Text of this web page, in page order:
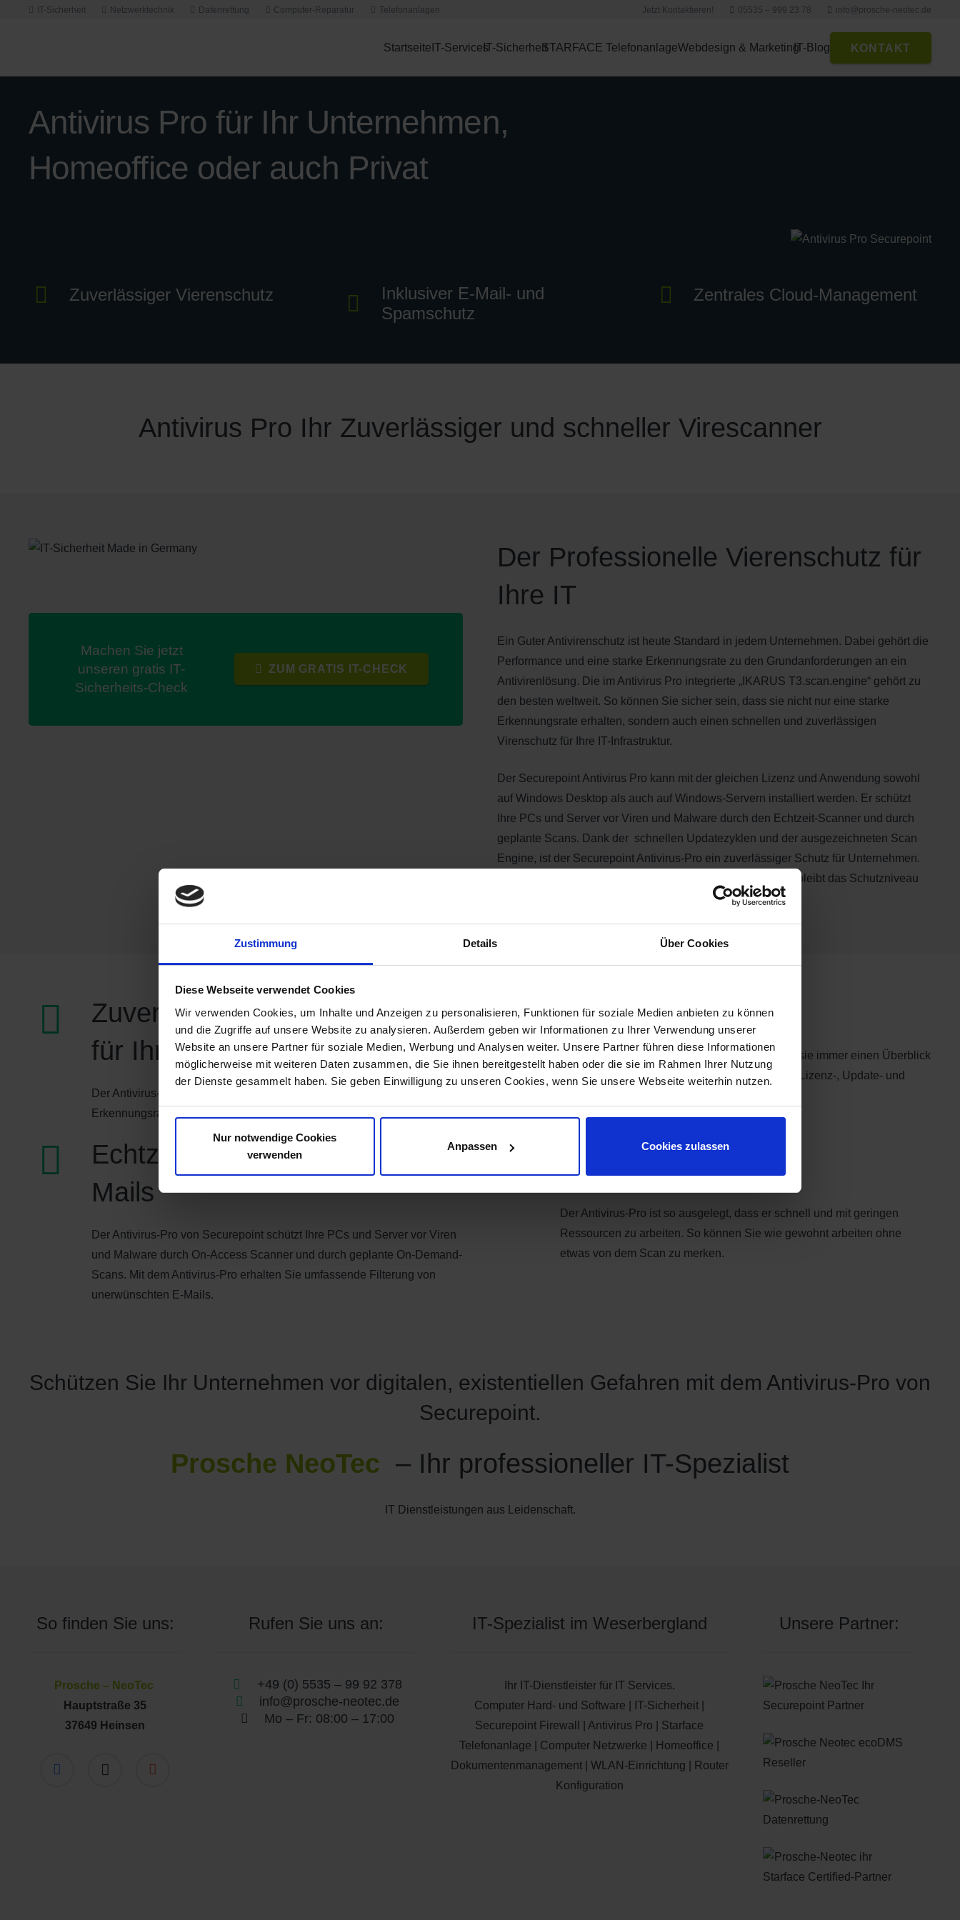
Zustimmung Details Über Cookies
Diese Webseite verwendet Cookies
Wir verwenden Cookies, um Inhalte und Anzeigen zu personalisieren, Funktionen für soziale Medien anbieten zu können
und die Zugriffe auf unsere Website zu analysieren. Außerdem geben wir Informationen zu Ihrer Verwendung unserer
Website an unsere Partner für soziale Medien, Werbung und Analysen weiter. Unsere Partner führen diese Informationen
möglicherweise mit weiteren Daten zusammen, die Sie ihnen bereitgestellt haben oder die sie im Rahmen Ihrer Nutzung
der Dienste gesammelt haben. Sie geben Einwilligung zu unseren Cookies, wenn Sie unsere Webseite weiterhin nutzen.
Nur notwendige Cookies
verwenden
Anpassen Cookies zulassen
IT-Sicherheit Netzwerktechnik Datenrettung Computer-Reparatur Telefonanlagen Jetzt Kontaktieren! 05535 – 999 23 78 info@prosche-neotec.de
Startseite IT-ServicesIT-SicherheitSTARFACE TelefonanlageWebdesign & MarketingIT-Blog KONTAKT
Antivirus Pro für Ihr Unternehmen,
Homeoffice oder auch Privat
Zuverlässiger Vierenschutz
Inklusiver E-Mail- und
Spamschutz
Zentrales Cloud-Management
Antivirus Pro Ihr Zuverlässiger und schneller Virescanner
Machen Sie jetzt
unseren gratis IT-
Sicherheits-Check
ZUM GRATIS IT-CHECK
Der Professionelle Vierenschutz für
Ihre IT
Ein Guter Antivirenschutz ist heute Standard in jedem Unternehmen. Dabei gehört die
Performance und eine starke Erkennungsrate zu den Grundanforderungen an ein
Antivirenlösung. Die im Antivirus Pro integrierte „IKARUS T3.scan.engine“ gehört zu
den besten weltweit. So können Sie sicher sein, dass sie nicht nur eine starke
Erkennungsrate erhalten, sondern auch einen schnellen und zuverlässigen
Virenschutz für Ihre IT-Infrastruktur.
Der Securepoint Antivirus Pro kann mit der gleichen Lizenz und Anwendung sowohl
auf Windows Desktop als auch auf Windows-Servern installiert werden. Er schützt
Ihre PCs und Server vor Viren und Malware durch den Echtzeit-Scanner und durch
geplante Scans. Dank der schnellen Updatezyklen und der ausgezeichneten Scan
Engine, ist der Securepoint Antivirus-Pro ein zuverlässiger Schutz für Unternehmen.
Der Antivirus-Pro verzichtet auf unnötigen Ballast. Dadurch bleibt das Schutzniveau
hoch und die Anwendung schnell und stabil.
Zuverlässiger Vieren Schutz
für Ihre IT
Der Antivirus-Pro bietet Ihne die beste Performance und eine starke
Erkennungsrate. So sind Ihre Clientsystem immer bestens geschützt.
Echtzeitschutz für Dateien und
Mails
Der Antivirus-Pro von Securepoint schützt Ihre PCs und Server vor Viren
und Malware durch On-Access Scanner und durch geplante On-Demand-
Scans. Mit dem Antivirus-Pro erhalten Sie umfassende Filterung von
unerwünschten E-Mails.
Cloud Management
Durch das zentrale Management Portal, haben sie immer einen Überblick
über alle installierten Clientsysteme inkl. deren Lizenz-, Update- und
Beste Performance
Der Antivirus-Pro ist so ausgelegt, dass er schnell und mit geringen
Ressourcen zu arbeiten. So können Sie wie gewohnt arbeiten ohne
etwas von dem Scan zu merken.
Schützen Sie Ihr Unternehmen vor digitalen, existentiellen Gefahren mit dem Antivirus-Pro von
Securepoint.
Prosche NeoTec – Ihr professioneller IT-Spezialist
IT Dienstleistungen aus Leidenschaft.
So finden Sie uns:
Prosche – NeoTec
Hauptstraße 35
37649 Heinsen
Rufen Sie uns an:
+49 (0) 5535 – 99 92 378
info@prosche-neotec.de
Mo – Fr: 08:00 – 17:00
IT-Spezialist im Weserbergland
Ihr IT-Dienstleister für IT Services.
Computer Hard- und Software | IT-Sicherheit |
Securepoint Firewall | Antivirus Pro | Starface
Telefonanlage | Computer Netzwerke | Homeoffice |
Dokumentenmanagement | WLAN-Einrichtung | Router
Konfiguration
Unsere Partner: